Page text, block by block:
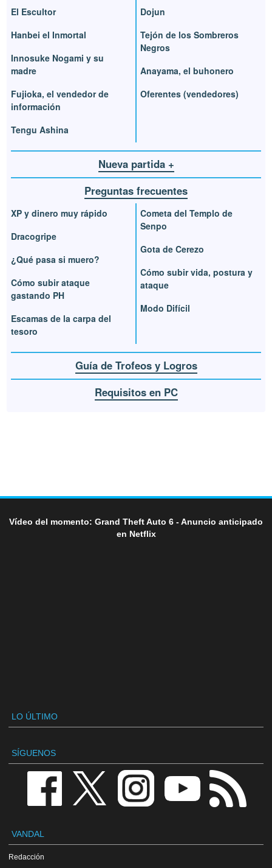
El Escultor
Hanbei el Inmortal
Innosuke Nogami y su
madre
Fujioka, el vendedor de
información
Tengu Ashina
Dojun
Tejón de los Sombreros
Negros
Anayama, el buhonero
Oferentes (vendedores)
Nueva partida +
Preguntas frecuentes
XP y dinero muy rápido
Dracogripe
¿Qué pasa si muero?
Cómo subir ataque
gastando PH
Escamas de la carpa del
tesoro
Cometa del Templo de
Senpo
Gota de Cerezo
Cómo subir vida, postura y
ataque
Modo Difícil
Guía de Trofeos y Logros
Requisitos en PC
Vídeo del momento: Grand Theft Auto 6 - Anuncio anticipado
en Netflix
LO ÚLTIMO
SÍGUENOS
VANDAL
Redacción